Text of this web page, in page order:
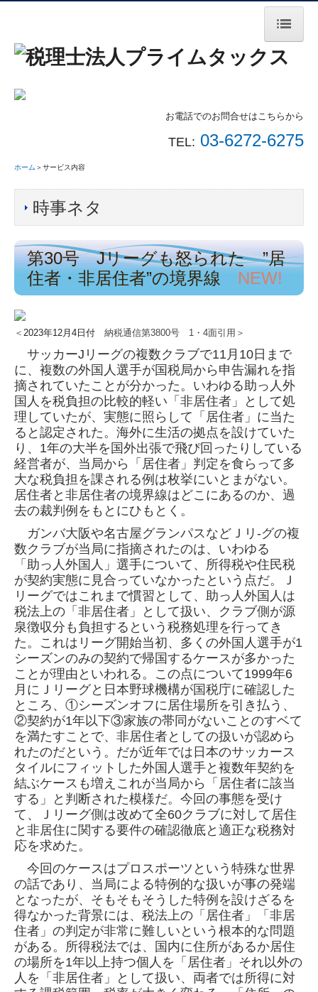
ホーム
無料相談会
お問合せ
個人情報保護方針
時事ネタ
税金ワンポイント動画
お電話でのお問合せはこちらから
TEL: 03-6272-6275
ホーム ＞サービス内容
時事ネタ
第30号 Jリーグも怒られた ”居
住者・非居住者”の境界線 NEW!
＜ 2023年12月4日付 納税通信第3800号 1・4面引用＞
サッカーJリーグの複数クラブで11月10日まで
に、複数の外国人選手が国税局から申告漏れを指
摘されていたことが分かった。いわゆる助っ人 外
国人を税負担の比較的軽い「非居住者」として処
理していたが、実態に照らして「居住者」に当た
ると認定された。海外に生活の拠点を設けていた
り、1年の大半を国外出張で飛ぴ回ったりしている
経営者が、当局から「居住者」判定を食らって多
大な税負担を課される例は枚挙にいとまがない。
居住者と非居住者の境界線はどこにあるのか、過
去の裁判例をもとにひもとく。
ガンバ大阪や名古屋グランパスなどＪリ-グの複
数クラブが当局に指摘されたのは、いわゆる
「助っ人外国人」選手について、所得税や住民税
が契約実態に見合っていなかったという点だ。Ｊ
リーグではこれまで慣習として、助っ人外国人は
税法上の「非居住者」として扱い、クラ ブ側が源
泉徴収分も負担するという税務処理を行ってき
た。 これはリーグ開始当初、多くの外国人選手が1
シーズンのみの契約で帰国するケースが多かった
ことが理由といわれる。この点について1999年6
月にＪリーグと日本野球機構が国税庁に確認した
ところ、①シーズンオフに居住場所を引き払う、
②契約が1年以下③家族の帯同がないこと のすベて
を満たすことで、非居住者としての扱いが認めら
れたのだという。 だが近年では日本のサッカース
タイルにフィットした外国人選手と複数年契約を
結ぶケースも増えこれが当局から「居住者に該当
する」と判 断された模様だ。今回の事態を受け
て、Ｊリーグ側は改めて全60クラブに対して居住
と非居住に関する要件の確認徹底と適正な税務対
応を求めた。
今回のケースはプロスポーツという特殊な世界
の話であり、当局による特例的な扱いが事の発端
となったが、そもそもそうした特例を設けざるを
得なかった背景には、税法上の「居住者」「非居
住者」の判定が非常に難しいという根本的な問題
がある。 所得税法では、国内に住所があるか居住
の場所を1年以上持つ個人を「居住者」それ以外の
人を「非居住者」として扱い、両者では所得に対